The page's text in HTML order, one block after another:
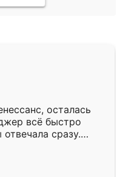
осталась
всё быстро
сразу.
подошёл к
Собрали
аккуратно, даже